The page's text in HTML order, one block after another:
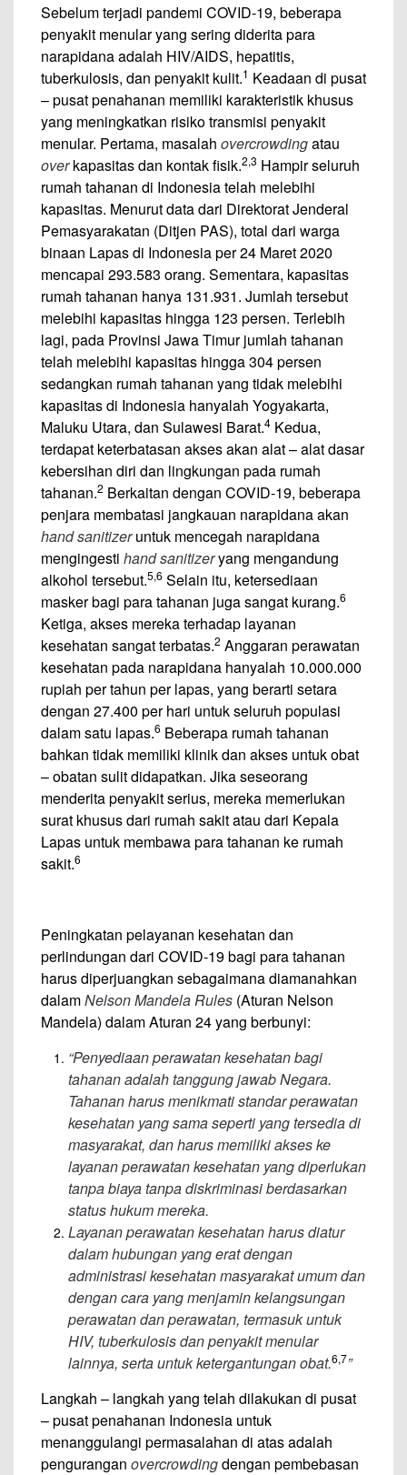
Sebelum terjadi pandemi COVID-19, beberapa
penyakit menular yang sering diderita para
narapidana adalah HIV/AIDS, hepatitis,
tuberkulosis, dan penyakit kulit.1 Keadaan di pusat
– pusat penahanan memiliki karakteristik khusus
yang meningkatkan risiko transmisi penyakit
menular. Pertama, masalah overcrowdingatau
overkapasitas dan kontak fisik.2,3 Hampir seluruh
rumah tahanan di Indonesia telah melebihi
kapasitas. Menurut data dari Direktorat Jenderal
Pemasyarakatan (Ditjen PAS), total dari warga
binaan Lapas di Indonesia per 24 Maret 2020
mencapai 293.583 orang. Sementara, kapasitas
rumah tahanan hanya 131.931. Jumlah tersebut
melebihi kapasitas hingga 123 persen. Terlebih
lagi, pada Provinsi Jawa Timur jumlah tahanan
telah melebihi kapasitas hingga 304 persen
sedangkan rumah tahanan yang tidak melebihi
kapasitas di Indonesia hanyalah Yogyakarta,
Maluku Utara, dan Sulawesi Barat.4 Kedua,
terdapat keterbatasan akses akan alat – alat dasar
kebersihan diri dan lingkungan pada rumah
tahanan.2 Berkaitan dengan COVID-19, beberapa
penjara membatasi jangkauan narapidana akan
hand sanitizeruntuk mencegah narapidana
mengingesti hand sanitizeryang mengandung
alkohol tersebut.5,6 Selain itu, ketersediaan
masker bagi para tahanan juga sangat kurang.6
Ketiga, akses mereka terhadap layanan
kesehatan sangat terbatas.2 Anggaran perawatan
kesehatan pada narapidana hanyalah 10.000.000
rupiah per tahun per lapas, yang berarti setara
dengan 27.400 per hari untuk seluruh populasi
dalam satu lapas.6 Beberapa rumah tahanan
bahkan tidak memiliki klinik dan akses untuk obat
– obatan sulit didapatkan. Jika seseorang
menderita penyakit serius, mereka memerlukan
surat khusus dari rumah sakit atau dari Kepala
Lapas untuk membawa para tahanan ke rumah
sakit.6
Peningkatan pelayanan kesehatan dan
perlindungan dari COVID-19 bagi para tahanan
harus diperjuangkan sebagaimana diamanahkan
dalamNelson Mandela Rules (Aturan Nelson
Mandela) dalam Aturan 24 yang berbunyi:
“Penyediaan perawatan kesehatan bagi
tahanan adalah tanggung jawab Negara.
Tahanan harus menikmati standar perawatan
kesehatan yang sama seperti yang tersedia di
masyarakat, dan harus memiliki akses ke
layanan perawatan kesehatan yang diperlukan
tanpa biaya tanpa diskriminasi berdasarkan
status hukum mereka.
Layanan perawatan kesehatan harus diatur
dalam hubungan yang erat dengan
administrasi kesehatan masyarakat umum dan
dengan cara yang menjamin kelangsungan
perawatan dan perawatan, termasuk untuk
HIV, tuberkulosis dan penyakit menular
lainnya, serta untuk ketergantungan obat.6,7”
Langkah – langkah yang telah dilakukan di pusat
– pusat penahanan Indonesia untuk
menanggulangi permasalahan di atas adalah
pengurangan overcrowdingdengan pembebasan